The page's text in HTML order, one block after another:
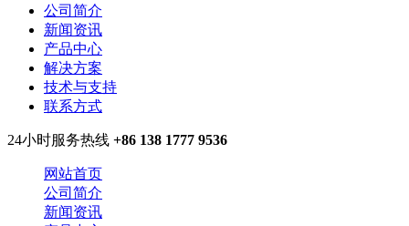
公司简介
新闻资讯
产品中心
解决方案
技术与支持
联系方式
24小时服务热线 +86 138 1777 9536
网站首页
公司简介
新闻资讯